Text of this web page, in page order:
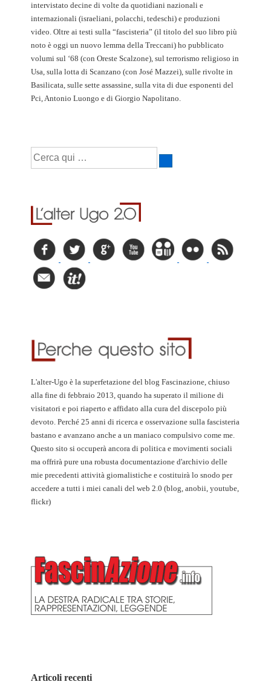
intervistato decine di volte da quotidiani nazionali e
internazionali (israeliani, polacchi, tedeschi) e produzioni
video. Oltre ai testi sulla “fascisteria” (il titolo del suo libro più
noto è oggi un nuovo lemma della Treccani) ho pubblicato
volumi sul ‘68 (con Oreste Scalzone), sul terrorismo religioso in
Usa, sulla lotta di Scanzano (con José Mazzei), sulle rivolte in
Basilicata, sulle sette assassine, sulla vita di due esponenti del
Pci, Antonio Luongo e di Giorgio Napolitano.
Cerca:
L'alter-Ugo è la superfetazione del blog Fascinazione, chiuso
alla fine di febbraio 2013, quando ha superato il milione di
visitatori e poi riaperto e affidato alla cura del discepolo più
devoto. Perché 25 anni di ricerca e osservazione sulla fascisteria
bastano e avanzano anche a un maniaco compulsivo come me.
Questo sito si occuperà ancora di politica e movimenti sociali
ma offrirà pure una robusta documentazione d'archivio delle
mie precedenti attività giornalistiche e costituirà lo snodo per
accedere a tutti i miei canali del web 2.0 (blog, anobii, youtube,
flickr)
Articoli recenti